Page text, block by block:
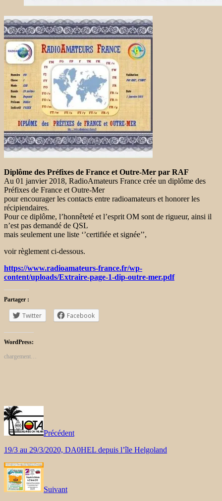
Diplôme des Préfixes de France et Outre-Mer par RAF
Au 01 janvier 2018, RadioAmateurs France crée un diplôme des
Préfixes de France et Outre-Mer
pour encourager les contacts entre radioamateurs et honorer les
récipiendaires.
Pour ce diplôme, l’honnêteté et l’esprit OM sont de rigueur, ainsi il
n’est pas demandé de QSL
mais seulement une liste ‘’certifiée et signée’’,
voir règlement ci-dessous.
https://www.radioamateurs-france.fr/wp-
content/uploads/Extraire-page-1-dip-outre-mer.pdf
Partager :
Twitter Facebook
WordPress:
chargement…
Précédent
19/3 au 29/3/2020, DA0HEL depuis l’île Helgoland
Suivant